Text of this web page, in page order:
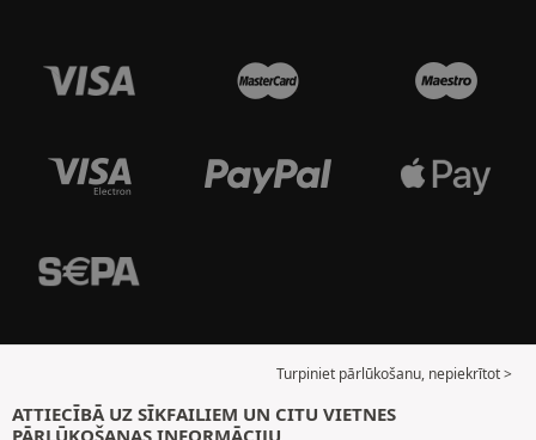
Turpiniet pārlūkošanu, nepiekrītot >
ATTIECĪBĀ UZ SĪKFAILIEM UN CITU VIETNES
PĀRLŪKOŠANAS INFORMĀCIJU